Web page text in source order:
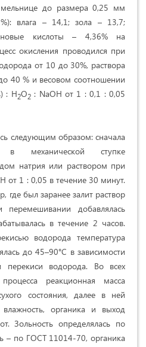
до размера 0,25 мм
влага – 14,1; зола – 13,7;
кислоты – 4,36% на
окисления проводился при
от 10 до 30%, раствора
40 % и весовом соотношении
: H2О2: NaОН от 1 : 0,1 : 0,05
следующим образом: сначала
в механической ступке
натрия или раствором при
от 1 : 0,05 в течение 30 минут.
где был заранее залит раствор
добавлялась
в течение 2 часов.
водорода температура
до 45–90°С в зависимости
водорода. Во всех
реакционная масса
состояния, далее в ней
влажность, органика и выход
Зольность определялась по
– по ГОСТ 11014-70, органика